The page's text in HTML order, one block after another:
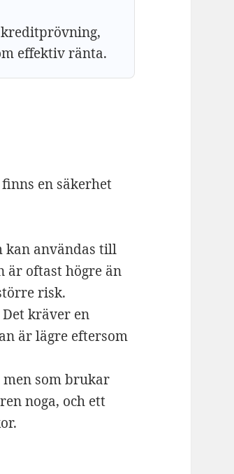
effektiv ränta.
en säkerhet
kan användas till
är oftast högre än
risk.
kräver en
är lägre eftersom
som brukar
noga, och ett